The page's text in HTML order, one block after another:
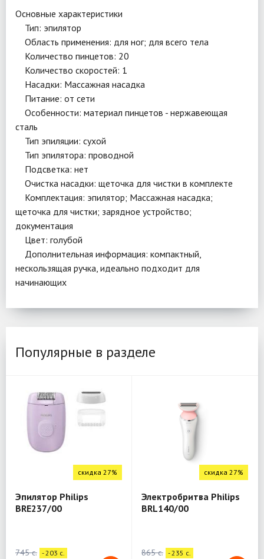
Основные характеристики
Тип: эпилятор
Область применения: для ног; для всего тела
Количество пинцетов: 20
Количество скоростей: 1
Насадки: Массажная насадка
Питание: от сети
Особенности: материал пинцетов - нержавеющая
сталь
Тип эпиляции: сухой
Тип эпилятора: проводной
Подсветка: нет
Очистка насадки: щеточка для чистки в комплекте
Комплектация: эпилятор; Массажная насадка;
щеточка для чистки; зарядное устройство;
документация
Цвет: голубой
Дополнительная информация: компактный,
нескользящая ручка, идеально подходит для
начинающих
Популярные в разделе
скидка 27%
Эпилятор Philips
BRE237/00
745 c. - 203 c.
скидка 27%
Электробритва Philips
BRL140/00
865 c. - 235 c.